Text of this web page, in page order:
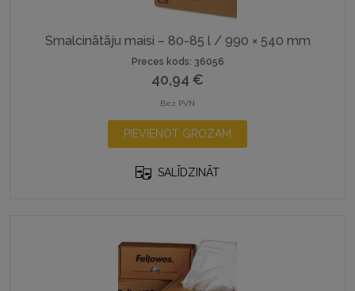
Smalcinātāju maisi – 80-85 l / 990 × 540 mm
Preces kods: 36056
40,94 €
Bez PVN
PIEVIENOT GROZAM
SALĪDZINĀT